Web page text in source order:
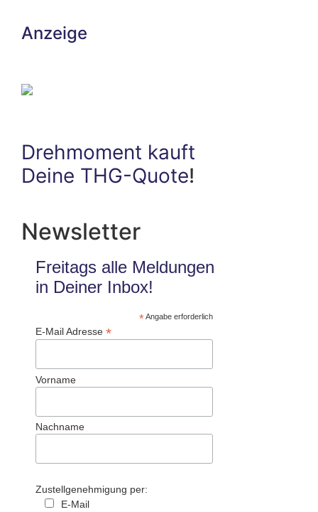
Anzeige
Drehmoment kauft
Deine THG-Quote!
Newsletter
Freitags alle Meldungen
in Deiner Inbox!
*Angabe erforderlich
E-Mail Adresse *
Vorname
Nachname
Zustellgenehmigung per:
E-Mail